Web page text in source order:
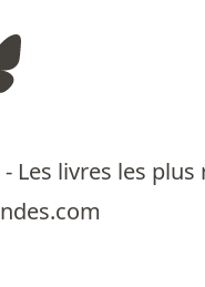
- Les livres les